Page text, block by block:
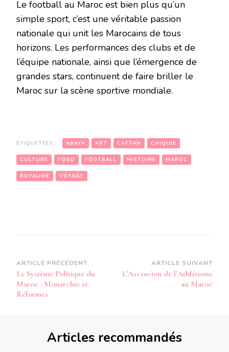
Le football au Maroc est bien plus qu’un
simple sport, c’est une véritable passion
nationale qui unit les Marocains de tous
horizons. Les performances des clubs et de
l’équipe nationale, ainsi que l’émergence de
grandes stars, continuent de faire briller le
Maroc sur la scène sportive mondiale.
ÉTIQUETTES : ABAYA ART CAFTAN CHIQUIE
CULTURE FOOD FOOTBALL HISTOIRE MAROC
ROYAUME VOYAGE
Navigation
d’article
ARTICLE PRÉCÉDENT
Le Système Politique du
Maroc : Monarchie et
Réformes
ARTICLE SUIVANT
L’Ascension de l’Athlétisme
au Maroc
Articles recommandés